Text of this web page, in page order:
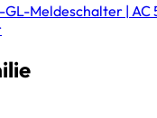
GL-Meldeschalter | AC